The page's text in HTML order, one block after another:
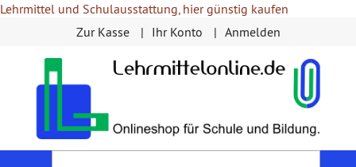
Lehrmittel und Schulausstattung, hier günstig kaufen
Zur Kasse
Ihr Konto Anmelden